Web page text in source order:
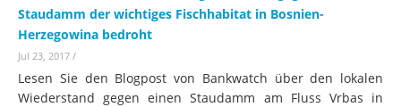
Staudamm der wichtiges Fischhabitat in Bosnien-
Herzegowina bedroht
Jul 23, 2017 /
Lesen Sie den Blogpost von Bankwatch über den lokalen
Wiederstand gegen einen Staudamm am Fluss Vrbas in